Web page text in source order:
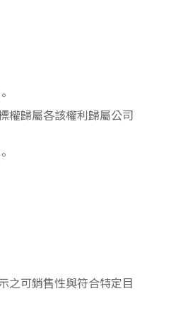
權歸屬各該權利歸屬公司
之可銷售性與符合特定目